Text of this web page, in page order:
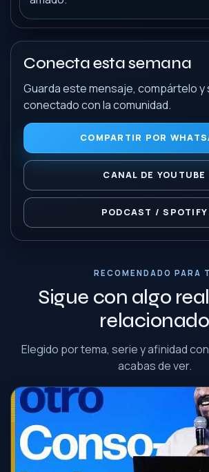
Conecta esta semana
Guarda este mensaje, compártelo y
conectado con la comunidad.
COMPARTIR POR
CANAL DE YOUTUBE
PODCAST / SPOTIFY
RECOMENDADO PARA
Sigue con algo
relacionado
Elegido por tema, serie y afinidad
acabas de ver.